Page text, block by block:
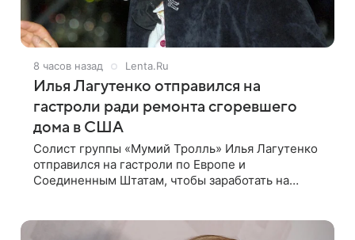
8 часов назад Lenta.Ru
Илья Лагутенко отправился на
гастроли ради ремонта сгоревшего
дома в США
Солист группы «Мумий Тролль» Илья Лагутенко
отправился на гастроли по Европе и
Соединенным Штатам, чтобы заработать на